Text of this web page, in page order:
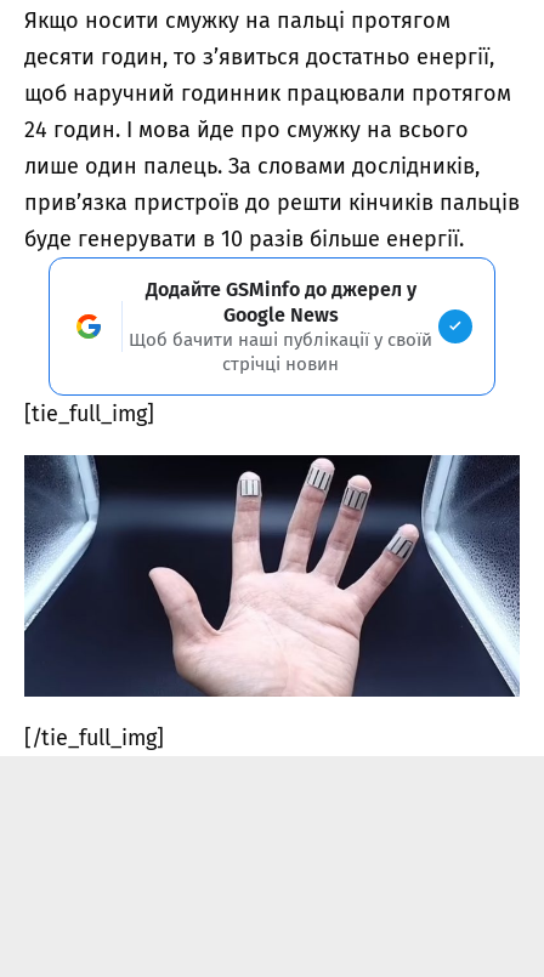
Якщо носити смужку на пальці протягом
десяти годин, то з’явиться достатньо енергії,
щоб наручний годинник працювали протягом
24 годин. І мова йде про смужку на всього
лише один палець. За словами дослідників,
прив’язка пристроїв до решти кінчиків пальців
буде генерувати в 10 разів більше енергії.
Додайте GSMinfo до джерел у
Google News
Щоб бачити наші публікації у своїй
стрічці новин
[tie_full_img]
[/tie_full_img]